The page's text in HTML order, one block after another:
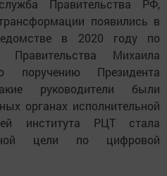
Правительства РФ,
появились в
в 2020 году по
Правительства Михаила
Президента
руководители были
органах исполнительной
института РЦТ стала
цели по цифровой